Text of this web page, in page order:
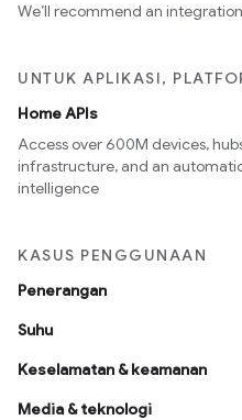
We’ll recommend an
UNTUK APLIKASI,
Home APIs
Access over 600M devices,
infrastructure, and an
intelligence
KASUS PENGGUNAAN
Penerangan
Suhu
Keselamatan & keamanan
Media & teknologi